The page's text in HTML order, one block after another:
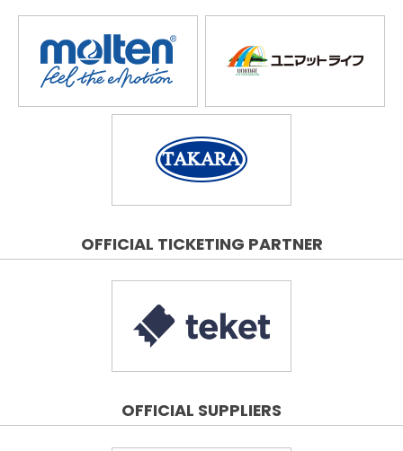
OFFICIAL TICKETING PARTNER
OFFICIAL SUPPLIERS